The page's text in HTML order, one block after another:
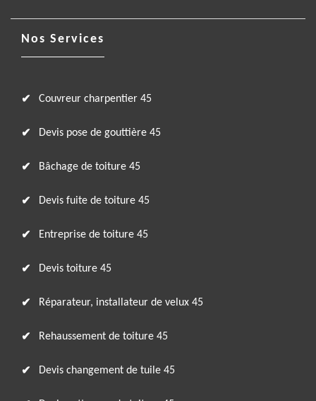
Nos Services
Couvreur charpentier 45
Devis pose de gouttière 45
Bâchage de toiture 45
Devis fuite de toiture 45
Entreprise de toiture 45
Devis toiture 45
Réparateur, installateur de velux 45
Rehaussement de toiture 45
Devis changement de tuile 45